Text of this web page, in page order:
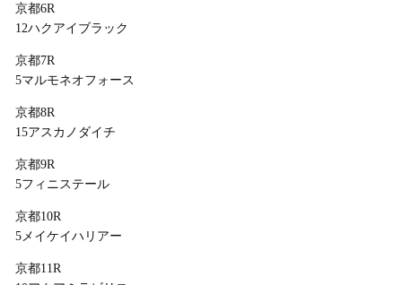
京都6R
12ハクアイブラック
京都7R
5マルモネオフォース
京都8R
15アスカノダイチ
京都9R
5フィニステール
京都10R
5メイケイハリアー
京都11R